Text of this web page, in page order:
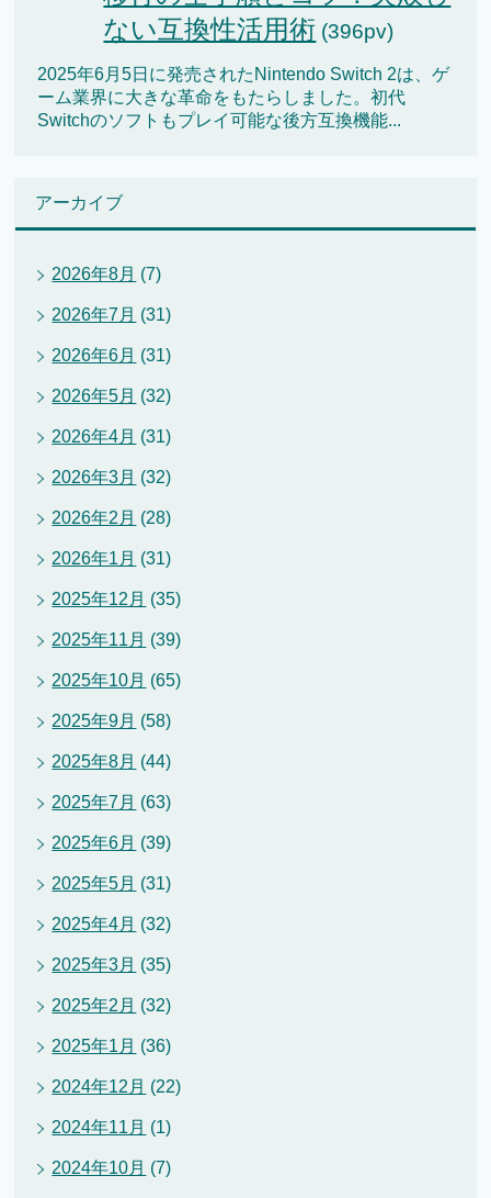
ない互換性活用術 (396pv)
2025年6月5日に発売されたNintendo Switch 2は、ゲ
ーム業界に大きな革命をもたらしました。初代
Switchのソフトもプレイ可能な後方互換機能...
アーカイブ
2026年8月 (7)
2026年7月 (31)
2026年6月 (31)
2026年5月 (32)
2026年4月 (31)
2026年3月 (32)
2026年2月 (28)
2026年1月 (31)
2025年12月 (35)
2025年11月 (39)
2025年10月 (65)
2025年9月 (58)
2025年8月 (44)
2025年7月 (63)
2025年6月 (39)
2025年5月 (31)
2025年4月 (32)
2025年3月 (35)
2025年2月 (32)
2025年1月 (36)
2024年12月 (22)
2024年11月 (1)
2024年10月 (7)